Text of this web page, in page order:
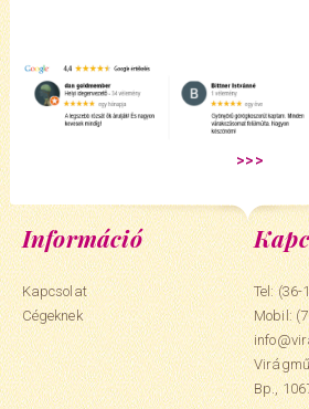
Információ
Kapcsolat
Cégeknek
Tel: (36-
Mobil:
Bp.,